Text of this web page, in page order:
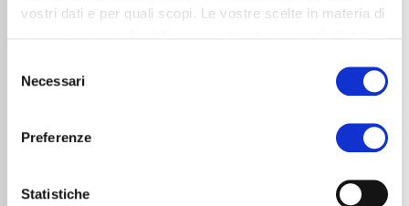
vostri dati e per quali scopi. Le vostre scelte in materia di
modificare o revocare il proprio consenso in qualsiasi
momento dalla Dichiarazione sui cookie o facendo clic
raccogliere informazioni sulla tua posizione
delNecessari
Preferenze
Statistiche
URBAN MATTER